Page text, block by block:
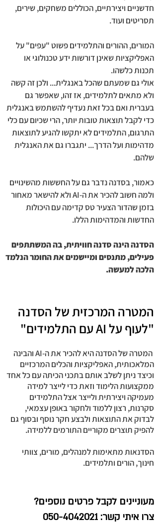
חדשניים ויצירתיים, הכוללים משחקים, שירים,
תסריטים ועוד.
המורים, ההורים והתלמידים פשוט "עפים" על
האפליקציות שאינן דורשות ידע טכנולוגי או
תכנות כלשהו.
אולי גם שמעתם שהכל באנגלית... ולכן זה קשה
ולא מתאים לתלמידים, אז זהו, שאפשר גם
בעברית ואם בכל זאת נעדיף להשתמש באנגלית
כדי לקבל תוצאות טובות יותר, הרי שכיום עם כלי
התרגום, התלמידים לא יתקשו להגיע לתוצאות
מדהימות ועל הדרך... יתגברו גם את האנגלית
שלהם.
כאמור, בסדנה נדבר גם על החששות מהשינויים
ולמה חשוב להכיר את ה-AI ולא להישאר מאחור
בזמן שהדור הצעיר טס קדימה עם היכולות
החדשות והמדהימות הללו.
הסדנה הינה סדנה חוויתית, בה המשתתפים
פעילים, מתנסים ומיישמים את החומר הנלמד
הלכה למעשה.
המטרה המרכזית של הסדנה
"לעוף על AI עם התלמידים"
המטרה של הסדנה היא
להכיר את ה-AI והבינה
המלאכותית, האפליקציות והכלים המרכזיים
וכיצד ניתן לשלב אותם בתכני הכיתה עם כל אחד
ממקצועות הלימוד וזאת כדי לייצר למידה
מעמיקה ויצירתית ולייצר אצל התלמידים
סקרנות, רצון ללמוד ולחקור באופן עצמאי,
לבדוק את התוצאות ולבצע חקר נוסף ובסוף גם
להפיק תוצרים מקוריים התורמים ללמידה.
הסדנאות מתאימות למנהלים, מורים, צוותי
חינוך, הורים ותלמידים.
מעוניינים לקבל פרטים נוספים?
צרו איתי קשר: 050-4042021